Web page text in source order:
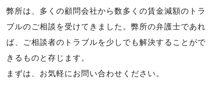
弊所は、多くの顧問会社から数多くの賃金減額のトラ
ブルのご相談を受けてきました。弊所の弁護士であれ
ば、ご相談者のトラブルを少しでも解決することがで
きるものと存じます。
まずは、お気軽にお問い合わせください。